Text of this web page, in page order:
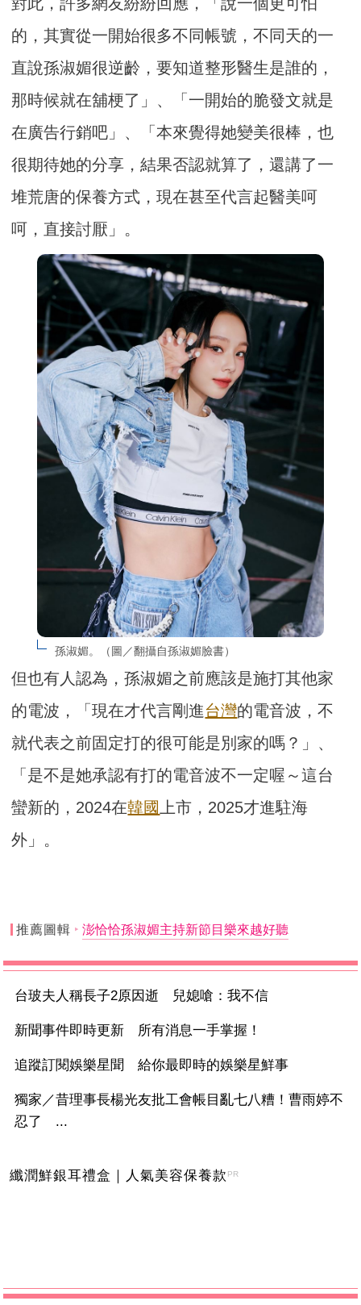
的，其實從一開始很多不同帳號，不同天的一
直說孫淑媚很逆齡，要知道整形醫生是誰的，
那時候就在舖梗了」、「一開始的脆發文就是
在廣告行銷吧」、「本來覺得她變美很棒，也
很期待她的分享，結果否認就算了，還講了一
堆荒唐的保養方式，現在甚至代言起醫美呵
呵，直接討厭」。
孫淑媚。（圖／翻攝自孫淑媚臉書）
但也有人認為，孫淑媚之前應該是施打其他家
的電波，「現在才代言剛進台灣的電音波，不
就代表之前固定打的很可能是別家的嗎？」、
「是不是她承認有打的電音波不一定喔～這台
蠻新的，2024在韓國 上市，2025才進駐海
外」。
推薦圖輯 澎恰恰孫淑媚主持新節目樂來越好聽
台玻夫人稱長子2原因逝 兒媳嗆：我不信
新聞事件即時更新 所有消息一手掌握！
追蹤訂閱娛樂星聞 給你最即時的娛樂星鮮事
獨家／昔理事長楊光友批工會帳目亂七八糟！曹雨婷不
忍了 ...
纖潤鮮銀耳禮盒｜人氣美容保養款 PR